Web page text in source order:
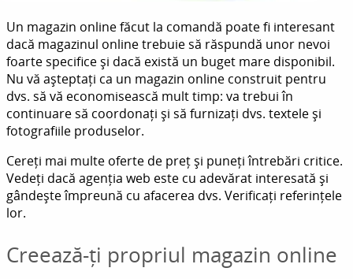
Un magazin online făcut la comandă poate fi interesant
dacă magazinul online trebuie să răspundă unor nevoi
foarte specifice și dacă există un buget mare disponibil.
Nu vă așteptați ca un magazin online construit pentru
dvs. să vă economisească mult timp: va trebui în
continuare să coordonați și să furnizați dvs. textele și
fotografiile produselor.
Cereți mai multe oferte de preț și puneți întrebări critice.
Vedeți dacă agenția web este cu adevărat interesată și
gândește împreună cu afacerea dvs. Verificați referințele
lor.
Creează-ți propriul magazin online